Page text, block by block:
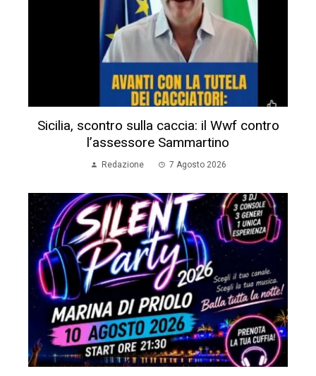
Sicilia, scontro sulla caccia: il Wwf contro
l’assessore Sammartino
Redazione 7 Agosto 2026